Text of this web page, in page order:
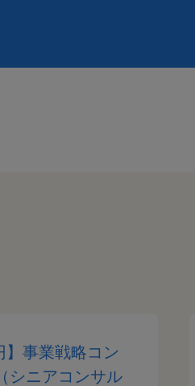
】事業戦略コン
シニアコンサル